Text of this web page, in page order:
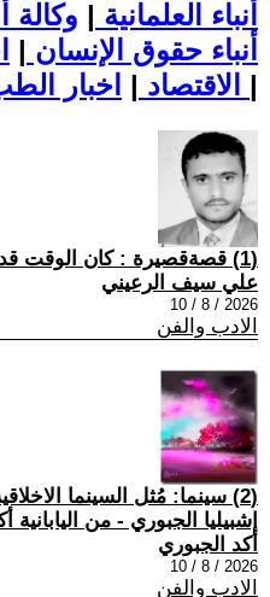
أنباء العلمانية | وكالة
أنباء حقوق الإنسان |
الاقتصاد | |
(1) قصةقصيرة : كان الوقت قد مر !!
علي سيف الرعيني
2026 / 8 / 10
الادب والفن
(2) سينما: مُثل السينما
إشبيليا الجبوري - من اليابانية
أكد الجبوري
2026 / 8 / 10
الادب والفن